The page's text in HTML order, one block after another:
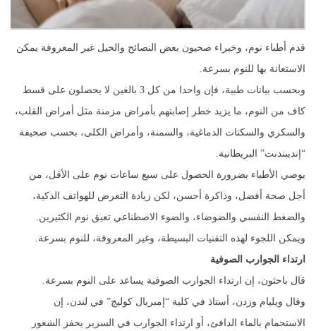
قدم أطباء نوم، وخبراء صحيون بعض النصائح والحيل غير المعروفة يمكن
الاستعانة بها للنوم بسرعة.
وبحسب بيانات طبية، فإن واحدا من كل 3 بالغين لا يحصلون على قسط
كاف من النوم، ما يزيد خطر إصابتهم بأمراض مزمنة مثل أمراض القلب،
والسكري والسكتات الدماغية، والسمنة، وأمراض الكلى، بحسب صحيفة
“إنديبندنت” البريطانية.
يوصي الأطباء بضرورة الحصول على سبع ساعات نوم على الأقل، من
أجل صحة أفضل، وذاكرة أحسن، لكن زيادة التعرض للهواتف الذكية،
والضغط النفسي والضوضاء، والضوء الاصطناعي تعيق نوم الكثيرين.
ويمكن اللجوء لهذه التقنيات البسيطة، وغير المعروفة، للنوم بسرعة.
ارتداء الجوارب الصوفية
قال باحثون، إن ارتداء الجوارب الصوفية يساعد على النوم بسرعة.
وقال ويليام وزدن، أستاذ في كلية “إمبريال كوليج” في لندن، إن
الاستحمام بالماء الدافئ، أو ارتداء الجوارب في السرير يحفز الشعور